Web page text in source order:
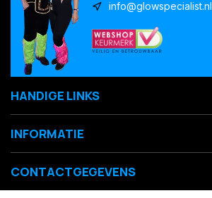
info@glowspecialist.nl
HANDIGE LINKS
INFORMATIE
CONTACTGEGEVENS